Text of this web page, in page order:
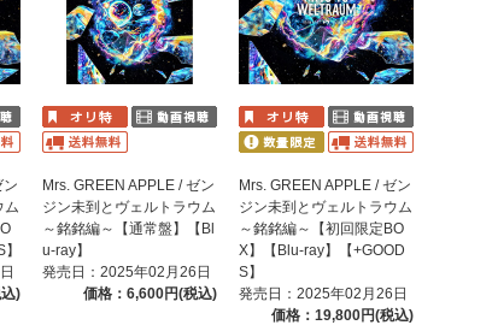
ン
ム
)
Mrs. GREEN APPLE / ゼン
ジン未到とヴェルトラウム
～銘銘編～【通常盤】【Bl
u-ray】
発売日：2025年02月26日
価格：6,600円(税込)
Mrs. GREEN APPLE / ゼン
ジン未到とヴェルトラウム
～銘銘編～【初回限定BO
X】【Blu-ray】【+GOOD
S】
発売日：2025年02月26日
価格：19,800円(税込)